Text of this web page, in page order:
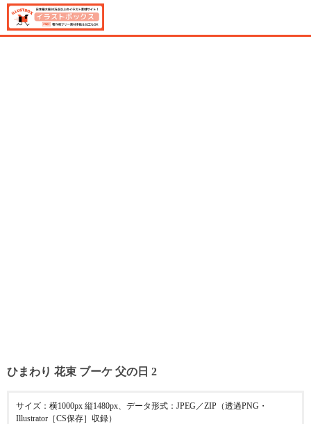
ひまわり 花束 ブーケ 父の日 2
サイズ：横1000px 縦1480px、データ形式：JPEG／ZIP（透過PNG・
Illustrator［CS保存］収録）